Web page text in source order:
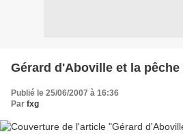
Gérard d'Aboville et la
Publié le 25/06/2007 à 16:36
Par fxg